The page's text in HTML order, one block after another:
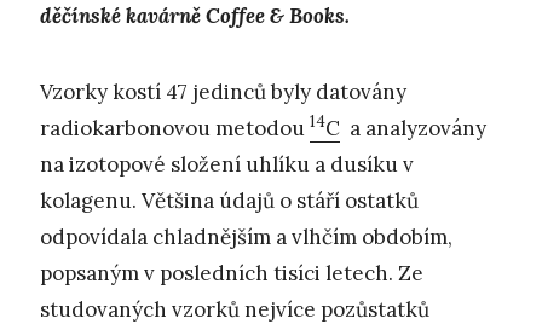
děčínské kavárně Coffee & Books.
Vzorky kostí 47 jedinců byly datovány
radiokarbonovou metodou 14C a analyzovány
na izotopové složení uhlíku a dusíku v
kolagenu. Většina údajů o stáří ostatků
odpovídala chladnějším a vlhčím obdobím,
popsaným v posledních tisíci letech. Ze
studovaných vzorků nejvíce pozůstatků